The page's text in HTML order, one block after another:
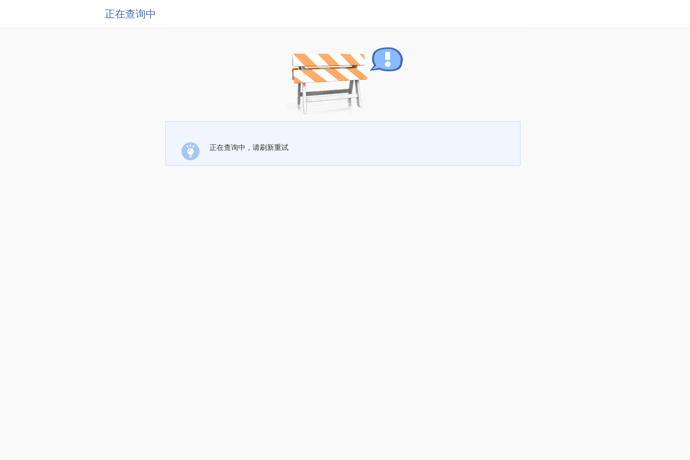
正在查询中
正在查询中，请刷新重试